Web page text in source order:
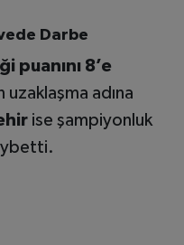
Darbe
puanını 8’e
adına
ise şampiyonluk